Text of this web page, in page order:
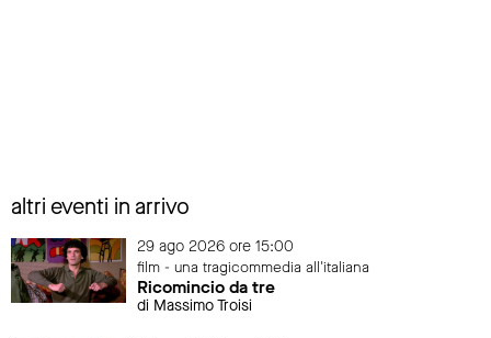
altri eventi in arrivo
29 ago 2026 ore 15:00
film - una tragicommedia all'italiana
Ricomincio da tre
di Massimo Troisi